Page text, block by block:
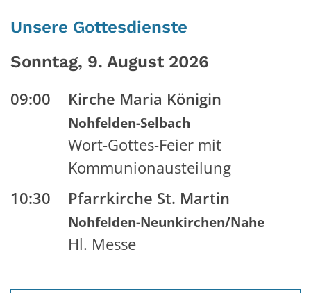
Unsere Gottesdienste
Sonntag, 9. August 2026
09:00 Kirche Maria Königin
Nohfelden-Selbach
Wort-Gottes-Feier mit
Kommunionausteilung
10:30
Pfarrkirche St. Martin
Nohfelden-Neunkirchen/Nahe
Hl. Messe